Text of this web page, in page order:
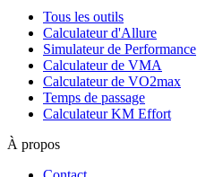
Tous les outils
Calculateur d'Allure
Simulateur de Performance
Calculateur de VMA
Calculateur de VO2max
Temps de passage
Calculateur KM Effort
À propos